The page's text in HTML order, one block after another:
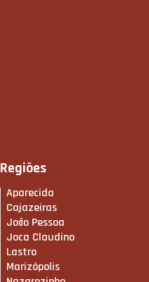
Regiões
Aparecida
Cajazeiras
João Pessoa
Joca Claudino
Lastro
Marizópolis